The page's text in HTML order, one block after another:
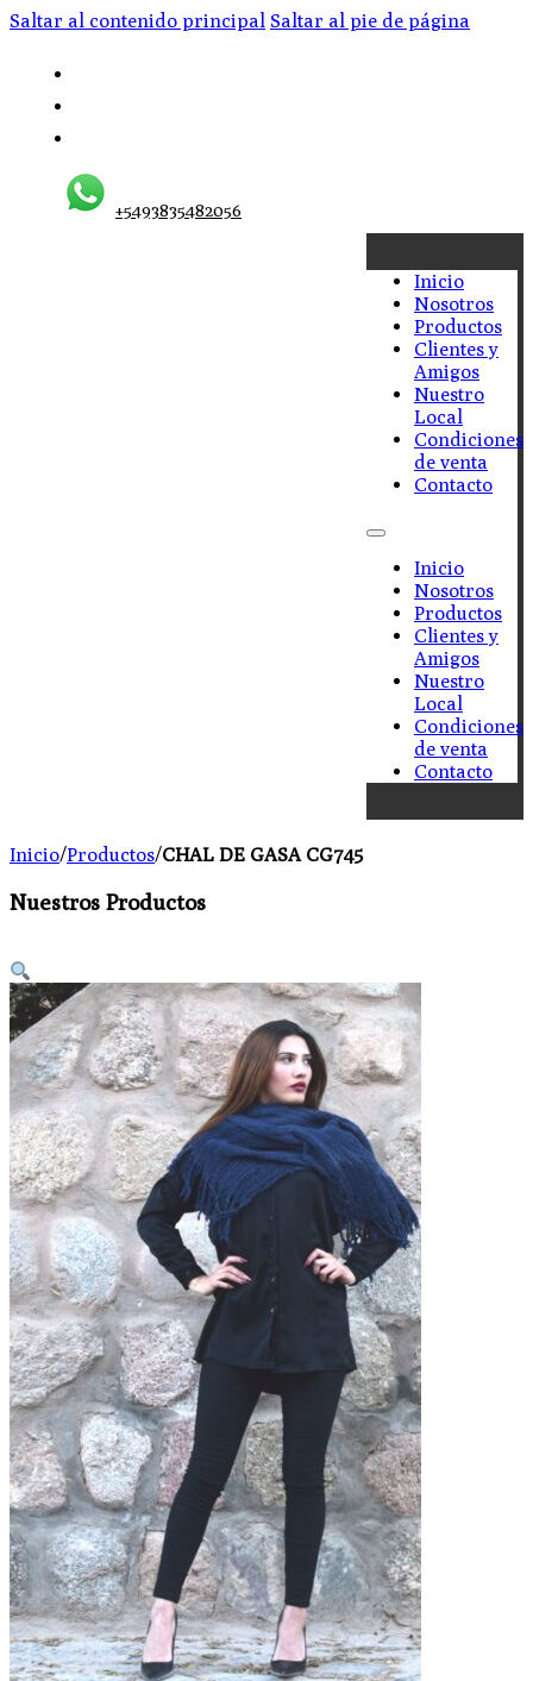
Saltar al contenido principal Saltar al pie de página
+5493835482056
Inicio
Nosotros
Productos
Clientes y
Amigos
Nuestro
Local
Condiciones
de venta
Contacto
Inicio
Nosotros
Productos
Clientes y
Amigos
Nuestro
Local
Condiciones
de venta
Contacto
Inicio/Productos/CHAL DE GASA CG745
Nuestros Productos